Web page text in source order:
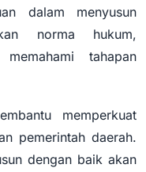
dalam menyusun
norma hukum,
tahapan
memperkuat
pemerintah daerah.
dengan baik akan